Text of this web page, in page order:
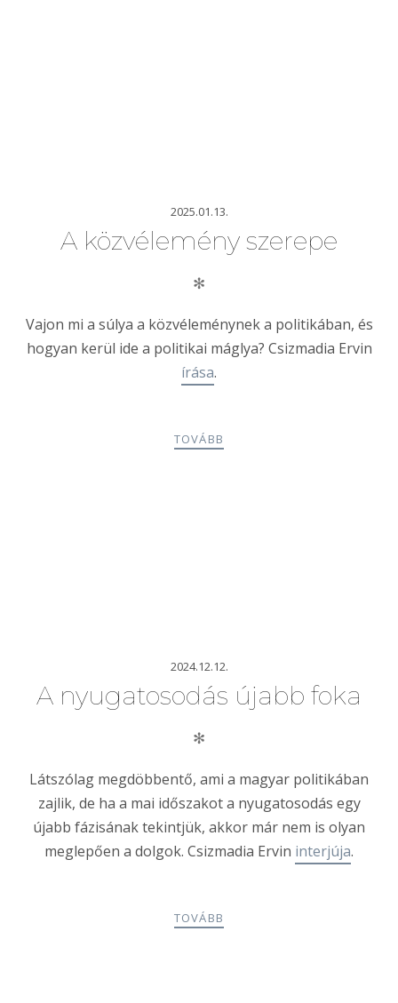
2025.01.13.
A közvélemény szerepe
✻
Vajon mi a súlya a közvéleménynek a politikában, és
hogyan kerül ide a politikai máglya? Csizmadia Ervin
írása.
TOVÁBB
2024.12.12.
A nyugatosodás újabb foka
✻
Látszólag megdöbbentő, ami a magyar politikában
zajlik, de ha a mai időszakot a nyugatosodás egy
újabb fázisának tekintjük, akkor már nem is olyan
meglepően a dolgok. Csizmadia Ervin interjúja.
TOVÁBB